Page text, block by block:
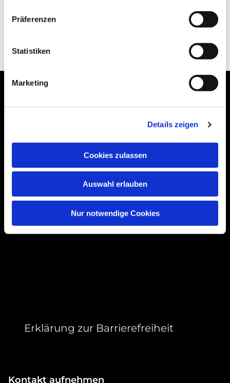
Präferenzen
Statistiken
Marketing
Details zeigen
Cookies zulassen
Auswahl erlauben
Nur notwendige Cookies
99089 Erfurt, Thüringen
Bitte akzeptieren Sie Marketing-Cookies,
um diese Karte anzuzeigen.
Accept cookies
Erklärung zur Barrierefreiheit
Kontakt aufnehmen